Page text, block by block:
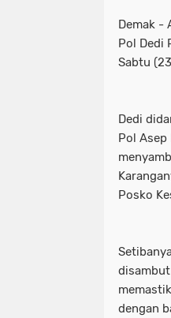
Demak -
Pol Dedi
Sabtu
Dedi
Pol
Posko
dengan